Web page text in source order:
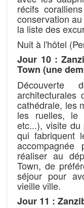
récifs
conservation
la liste des
Nuit à l'hôtel
Jour 10 :
Town (une
Découverte
cathédrale, les
les ruelles, le
etc...), visite
qui fabriquent
réaliser au
Town, de
séjour pour
vieille ville.
Jour 11 :